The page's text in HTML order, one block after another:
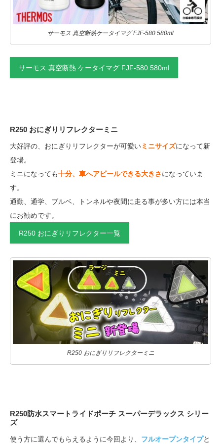
サーモス 真空断熱ケータイマグ FJF-580 580ml
サーモス 真空断熱 ケータイマグ FJF-580 580ml
R250 おにぎりリフレクターミニ
大好評の、おにぎりリフレクターが可愛いミニサイズになって新
登場。
ミニになっても十分、車へアピールできる大きさになっていま
す。
通勤、通学、ブルベ、トンネルや夜間に走る事が多い方には本当
にお勧めです。
R250 おにぎりリフレクター一覧
R250 おにぎりリフレクターミニ
R250防水スマートライドポーチ スーパーデラックス シリー
ズ
使う方に選んでもらえるように今回より、 フルオープンタイプと